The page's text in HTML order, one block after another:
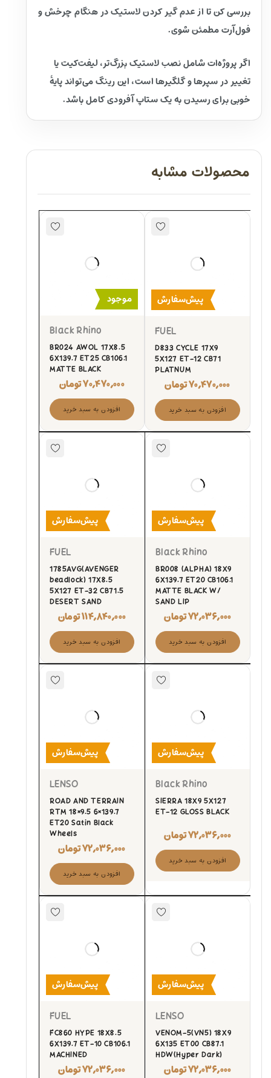
بررسی کن تا از عدم گیر کردن لاستیک در هنگام چرخش و
فول‌آرت مطمئن شوی.
اگر پروژه‌ات شامل نصب لاستیک بزرگ‌تر، لیفت‌کیت یا
تغییر در سپرها و گلگیرها است، این رینگ می‌تواند پایهٔ
خوبی برای رسیدن به یک ستاپ آفرودی کامل باشد.
محصولات مشابه
پیش‌سفارش
FUEL
D833 CYCLE 17X9
5X127 ET-12 CB71
PLATNUM
۷۰,۴۷۰,۰۰۰تومان
افزودن به سبد خرید
موجود
Black Rhino
BR024 AWOL 17X8.5
6X139.7 ET25 CB106.1
MATTE BLACK
۷۰,۴۷۰,۰۰۰تومان
افزودن به سبد خرید
پیش‌سفارش
Black Rhino
BR008 (ALPHA) 18X9
6X139.7 ET20 CB106.1
MATTE BLACK W/
SAND LIP
۷۲,۰۳۶,۰۰۰تومان
افزودن به سبد خرید
پیش‌سفارش
FUEL
1785AVG(AVENGER
beadlock) 17X8.5
5X127 ET-32 CB71.5
DESERT SAND
۱۱۴,۸۴۰,۰۰۰تومان
افزودن به سبد خرید
پیش‌سفارش
Black Rhino
SIERRA 18X9 5X127
ET-12 GLOSS BLACK
۷۲,۰۳۶,۰۰۰تومان
افزودن به سبد خرید
پیش‌سفارش
LENSO
ROAD AND TERRAIN
RTM 18×9.5 6×139.7
ET20 Satin Black
Wheels
۷۲,۰۳۶,۰۰۰تومان
افزودن به سبد خرید
پیش‌سفارش
LENSO
VENOM-5(VN5) 18X9
6X135 ET00 CB87.1
HDW(Hyper Dark)
۷۲,۰۳۶,۰۰۰تومان
پیش‌سفارش
FUEL
FC860 HYPE 18X8.5
6X139.7 ET-10 CB106.1
MACHINED
۷۲,۰۳۶,۰۰۰تومان